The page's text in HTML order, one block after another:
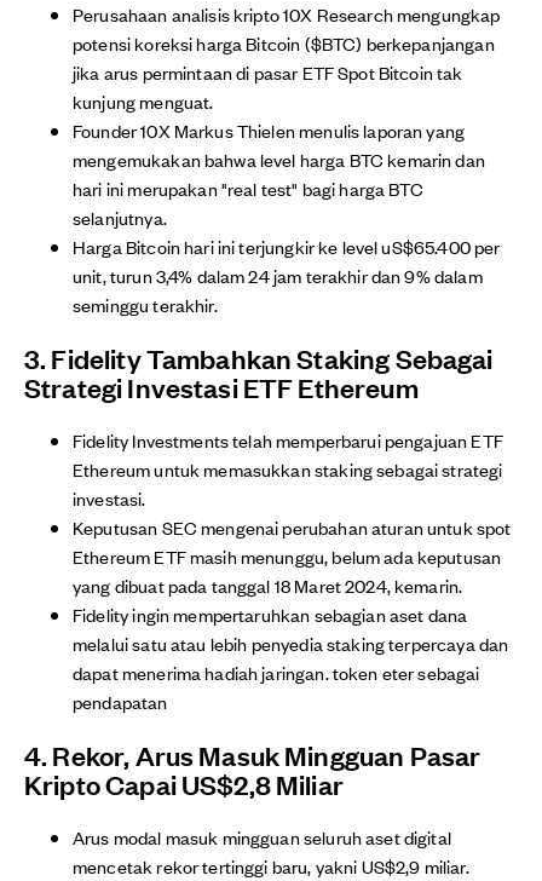
Perusahaan analisis kripto 10X Research mengungkap
potensi koreksi harga Bitcoin ($BTC) berkepanjangan
jika arus permintaan di pasar ETF Spot Bitcoin tak
kunjung menguat.
Founder 10X Markus Thielen menulis laporan yang
mengemukakan bahwa level harga BTC kemarin dan
hari ini merupakan "real test" bagi harga BTC
selanjutnya.
Harga Bitcoin hari ini terjungkir ke level uS$65.400 per
unit, turun 3,4% dalam 24 jam terakhir dan 9% dalam
seminggu terakhir.
3. Fidelity Tambahkan Staking Sebagai
Strategi Investasi ETF Ethereum
Fidelity Investments telah memperbarui pengajuan ETF
Ethereum untuk memasukkan staking sebagai strategi
investasi.
Keputusan SEC mengenai perubahan aturan untuk spot
Ethereum ETF masih menunggu, belum ada keputusan
yang dibuat pada tanggal 18 Maret 2024, kemarin.
Fidelity ingin mempertaruhkan sebagian aset dana
melalui satu atau lebih penyedia staking terpercaya dan
dapat menerima hadiah jaringan. token eter sebagai
pendapatan
4. Rekor, Arus Masuk Mingguan Pasar
Kripto Capai US$2,8 Miliar
Arus modal masuk mingguan seluruh aset digital
mencetak rekor tertinggi baru, yakni US$2,9 miliar.